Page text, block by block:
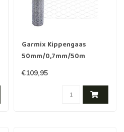
Garmix Kippengaas
50mm/0,7mm/50m
200cm Verzinkt
€109,95